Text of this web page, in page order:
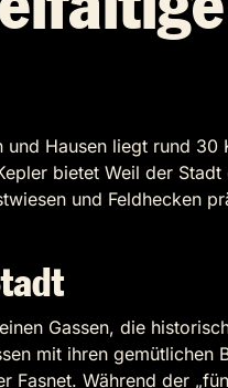
Hausen liegt rund
bietet Weil der
und Feldhecken
Gassen, die
mit ihren gemütlichen
Während der